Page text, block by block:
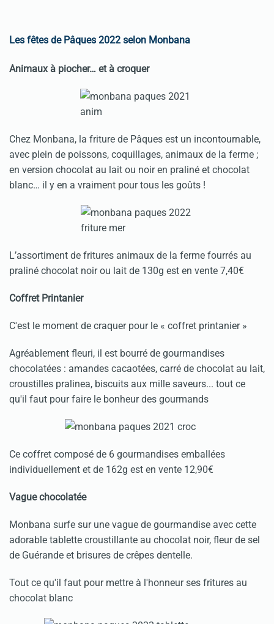
Les fêtes de Pâques 2022 selon Monbana
Animaux à piocher… et à croquer
Chez Monbana, la friture de Pâques est un incontournable,
avec plein de poissons, coquillages, animaux de la ferme ;
en version chocolat au lait ou noir en praliné et chocolat
blanc… il y en a vraiment pour tous les goûts !
L’assortiment de fritures animaux de la ferme fourrés au
praliné chocolat noir ou lait de 130g est en vente 7,40€
Coffret Printanier
C'est le moment de craquer pour le « coffret printanier »
Agréablement fleuri, il est bourré de gourmandises
chocolatées : amandes cacaotées, carré de chocolat au lait,
croustilles pralinea, biscuits aux mille saveurs... tout ce
qu'il faut pour faire le bonheur des gourmands
Ce coffret composé de 6 gourmandises emballées
individuellement et de 162g est en vente 12,90€
Vague chocolatée
Monbana surfe sur une vague de gourmandise avec cette
adorable tablette croustillante au chocolat noir, fleur de sel
de Guérande et brisures de crêpes dentelle.
Tout ce qu'il faut pour mettre à l'honneur ses fritures au
chocolat blanc